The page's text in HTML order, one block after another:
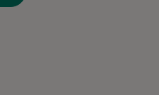
Pá